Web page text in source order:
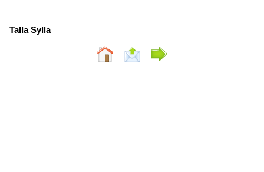
Talla Sylla